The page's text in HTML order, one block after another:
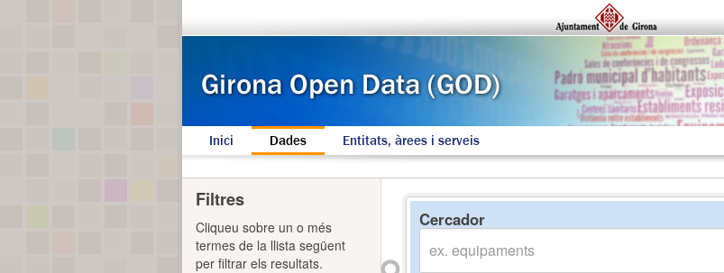
Inici Dades Entitats, àrees i serveis
Cercador
Filtres
Cliqueu sobre un o més
termes de la llista següent
per filtrar els resultats.